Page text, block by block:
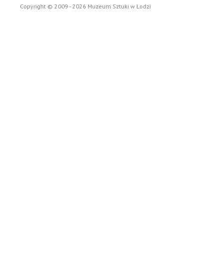
Copyright © 2009 - 2026 Muzeum Sztuki w Łodzi